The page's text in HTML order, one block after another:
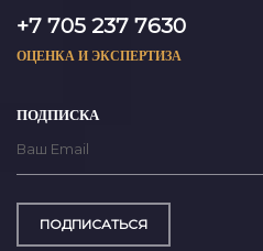
+7 705 237 7630
ОЦЕНКА И ЭКСПЕРТИЗА
ПОДПИСКА
ПОДПИСАТЬСЯ